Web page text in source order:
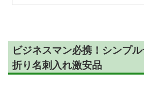
ビジネスマン必携！シンプ
折り名刺入れ激安品